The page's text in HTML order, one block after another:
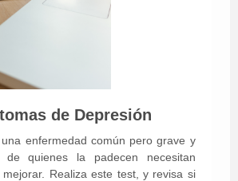
de Depresión
enfermedad común pero grave y
quienes la padecen necesitan
Realiza este test, y revisa si